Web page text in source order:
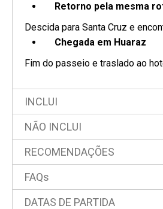
Retorno pela mesma
Descida para Santa Cruz e
Chegada em Huaraz
Fim do passeio e traslado ao
INCLUI
NÃO INCLUI
RECOMENDAÇÕES
FAQs
DATAS DE PARTIDA